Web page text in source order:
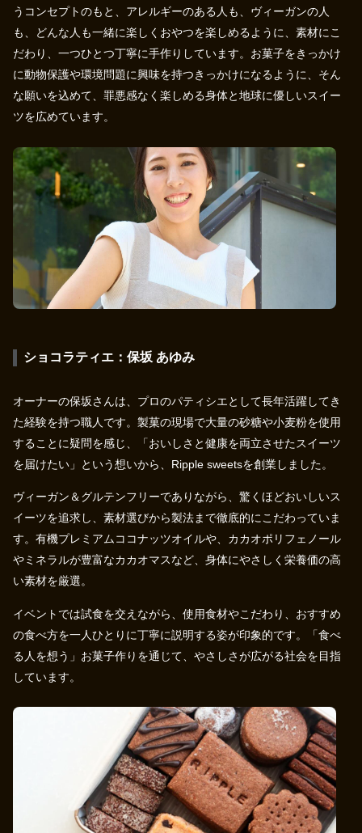
うコンセプトのもと、アレルギーのある人も、ヴィーガンの人
も、どんな人も一緒に楽しくおやつを楽しめるように、素材にこ
だわり、一つひとつ丁寧に手作りしています。お菓子をきっかけ
に動物保護や環境問題に興味を持つきっかけになるように、そん
な願いを込めて、罪悪感なく楽しめる身体と地球に優しいスイー
ツを広めています。
ショコラティエ：保坂 あゆみ
オーナーの保坂さんは、プロのパティシエとして長年活躍してき
た経験を持つ職人です。製菓の現場で大量の砂糖や小麦粉を使用
することに疑問を感じ、「おいしさと健康を両立させたスイーツ
を届けたい」という想いから、Ripple sweetsを創業しました。
ヴィーガン＆グルテンフリーでありながら、驚くほどおいしいス
イーツを追求し、素材選びから製法まで徹底的にこだわっていま
す。有機プレミアムココナッツオイルや、カカオポリフェノール
やミネラルが豊富なカカオマスなど、身体にやさしく栄養価の高
い素材を厳選。
イベントでは試食を交えながら、使用食材やこだわり、おすすめ
の食べ方を一人ひとりに丁寧に説明する姿が印象的です。「食べ
る人を想う」お菓子作りを通じて、やさしさが広がる社会を目指
しています。